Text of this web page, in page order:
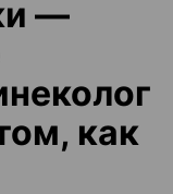
—
как